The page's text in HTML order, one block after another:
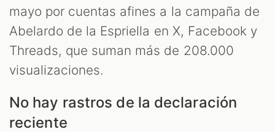
mayo por cuentas afines a la campaña de
Abelardo de la Espriella en X, Facebook y
Threads, que suman más de 208.000
visualizaciones.
No hay rastros de la declaración
reciente